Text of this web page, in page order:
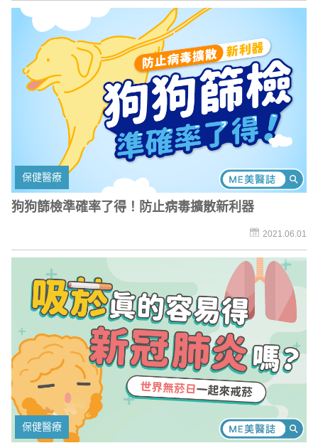
保健醫療
狗狗篩檢準確率了得！防止病毒擴散新利器
2021.06.01
保健醫療